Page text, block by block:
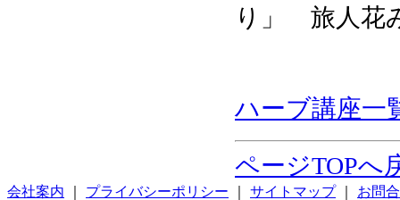
り」 旅人
ハーブ講座一
ページTOPへ
会社案内 プライバシーポリシー サイトマップ｜ お問